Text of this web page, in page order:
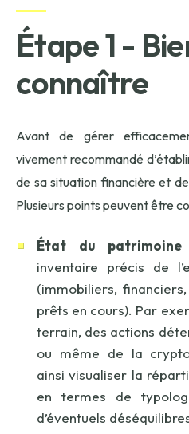
Étape 1 -
connaître
Avant de gérer
vivement recommandé
de sa situation financière et
Plusieurs points peuvent être
État du patrimoine
inventaire précis de
(immobiliers,
prêts en cours). Par
terrain, des actions
ou même de la
ainsi visualiser la
en termes de
d’éventuels